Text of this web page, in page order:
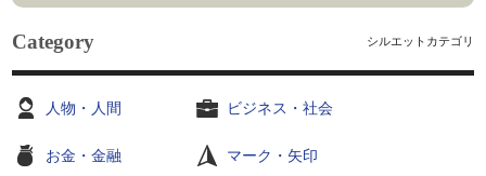
Category シルエットカテゴリ
人物・人間 ビジネス・社会
お金・金融 マーク・矢印